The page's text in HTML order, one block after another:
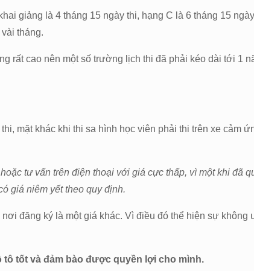
giảng là 4 tháng 15 ngày thi, hạng C là 6 tháng 15
tháng.
rất cao nên một số trường lịch thi đã phải kéo dài tới 1
mặt khác khi thi sa hình học viên phải thi trên xe cảm
tư vấn trên điện thoại với giá cực thấp, vì một khi đã
giá niêm yết theo quy định.
đăng ký là một giá khác. Vì điều đó thể hiện sự không
tốt và đảm bào được quyền lợi cho mình.